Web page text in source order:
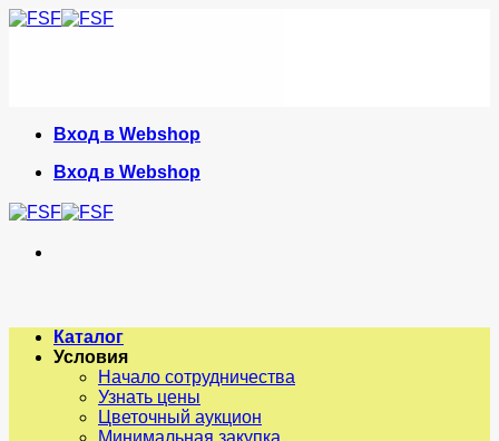
Skip
Вход в Webshop
Вход в Webshop
Каталог
Условия
Начало сотрудничества
Узнать цены
Цветочный аукцион
Минимальная закупка